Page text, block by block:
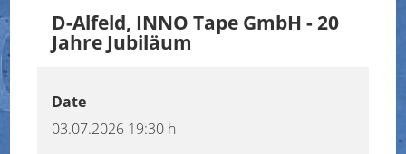
D-Alfeld, INNO Tape GmbH - 20
Jahre Jubiläum
Date
03.07.2026 19:30 h